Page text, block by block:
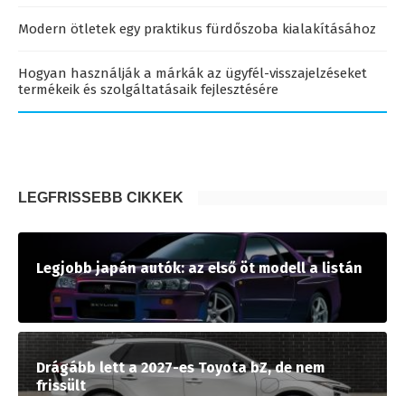
Modern ötletek egy praktikus fürdőszoba kialakításához
Hogyan használják a márkák az ügyfél-visszajelzéseket
termékeik és szolgáltatásaik fejlesztésére
LEGFRISSEBB CIKKEK
Legjobb japán autók: az első öt modell a listán
Drágább lett a 2027-es Toyota bZ, de nem
frissült